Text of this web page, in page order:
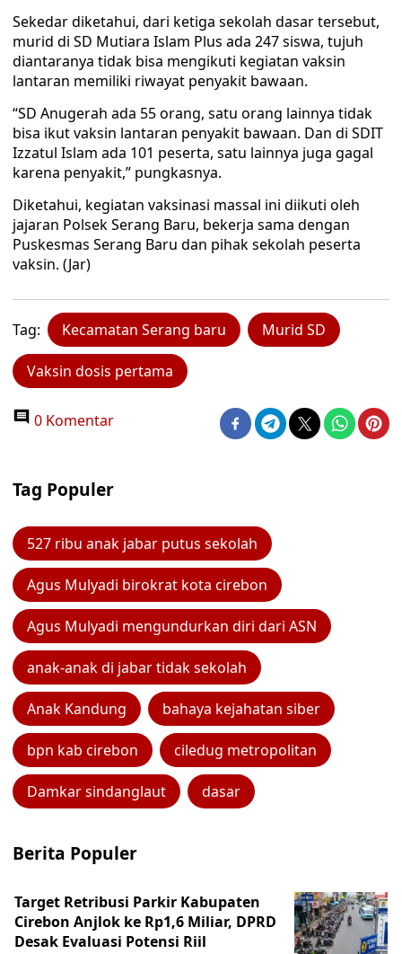
Sekedar diketahui, dari ketiga sekolah dasar tersebut,
murid di SD Mutiara Islam Plus ada 247 siswa, tujuh
diantaranya tidak bisa mengikuti kegiatan vaksin
lantaran memiliki riwayat penyakit bawaan.
“SD Anugerah ada 55 orang, satu orang lainnya tidak
bisa ikut vaksin lantaran penyakit bawaan. Dan di SDIT
Izzatul Islam ada 101 peserta, satu lainnya juga gagal
karena penyakit,” pungkasnya.
Diketahui, kegiatan vaksinasi massal ini diikuti oleh
jajaran Polsek Serang Baru, bekerja sama dengan
Puskesmas Serang Baru dan pihak sekolah peserta
vaksin. (Jar)
Tag: Kecamatan Serang baru Murid SD
Vaksin dosis pertama
0 Komentar
Tag Populer
527 ribu anak jabar putus sekolah
Agus Mulyadi birokrat kota cirebon
Agus Mulyadi mengundurkan diri dari ASN
anak-anak di jabar tidak sekolah
Anak Kandung bahaya kejahatan siber
bpn kab cirebon ciledug metropolitan
Damkar sindanglaut dasar
Berita Populer
Target Retribusi Parkir Kabupaten
Cirebon Anjlok ke Rp1,6 Miliar, DPRD
Desak Evaluasi Potensi Riil